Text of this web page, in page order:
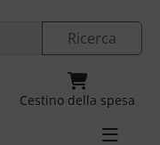
Ricerca
Cestino della spesa